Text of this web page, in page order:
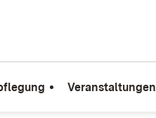
Veranstaltungen